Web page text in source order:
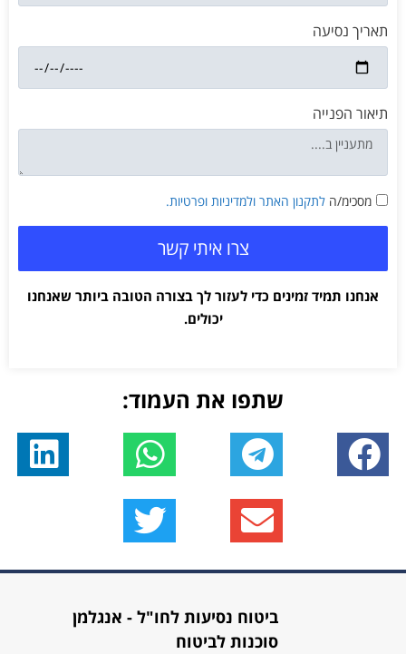
תאריך נסיעה
תיאור הפנייה
מסכימ/ה לתקנון האתר ולמדיניות ופרטיות.
צרו איתי קשר
אנחנו תמיד זמינים כדי לעזור לך בצורה הטובה ביותר שאנחנו
יכולים.
שתפו את העמוד:
ביטוח נסיעות לחו"ל - אנגלמן
סוכנות לביטוח